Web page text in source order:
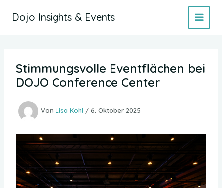
InhaltDojo Insights & Events
Stimmungsvolle Eventflächen bei
DOJO Conference Center
Von Lisa Kohl / 6. Oktober 2025